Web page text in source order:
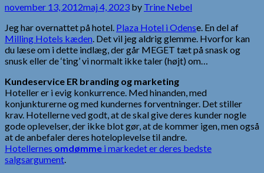
november 13, 2012maj 4, 2023 by Trine Nebel
Jeg har overnattet på hotel. Plaza Hotel i Odense. En del af
Milling Hotels kæden. Det vil jeg aldrig glemme. Hvorfor kan
du læse om i dette indlæg, der går MEGET tæt på snask og
snusk eller de ‘ting’ vi normalt ikke taler (højt) om…
Kundeservice ER branding og marketing
Hoteller er i evig konkurrence. Med hinanden, med
konjunkturerne og med kundernes forventninger. Det stiller
krav. Hotellerne ved godt, at de skal give deres kunder nogle
gode oplevelser, der ikke blot gør, at de kommer igen, men også
at de anbefaler deres hoteloplevelse til andre.
Hotellernes omdømme i markedet er deres bedste
salgsargument.